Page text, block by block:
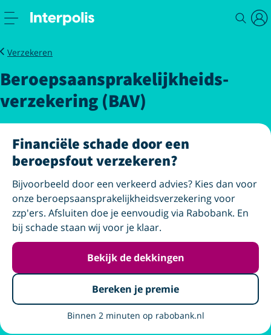
Zakelijk
Verzekeren
Beroepsaansprakelijkheidsverzekering
Beroeps­aansprakelijkheids­
verzekering (BAV)
Eerste half jaar gratisvoor startende ondernemers
Financiële schade door een
beroepsfout verzekeren?
Bijvoorbeeld door een verkeerd advies? Kies dan voor
onze beroeps­aansprakelijkheids­verzekering voor
zzp'ers. Afsluiten doe je eenvoudig via Rabobank. En
bij schade staan wij voor je klaar.
Bekijk de dekkingen
Bereken je premie
Binnen 2 minuten op rabobank.nl